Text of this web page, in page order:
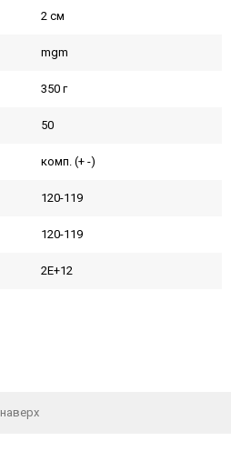
2 см
mgm
350 г
50
комп. (+ -)
120-119
120-119
2E+12
наверх